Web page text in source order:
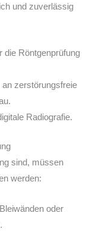
und zuverlässig
die Röntgenprüfung
zerstörungsfreie
Radiografie.
sind, müssen
werden:
oder